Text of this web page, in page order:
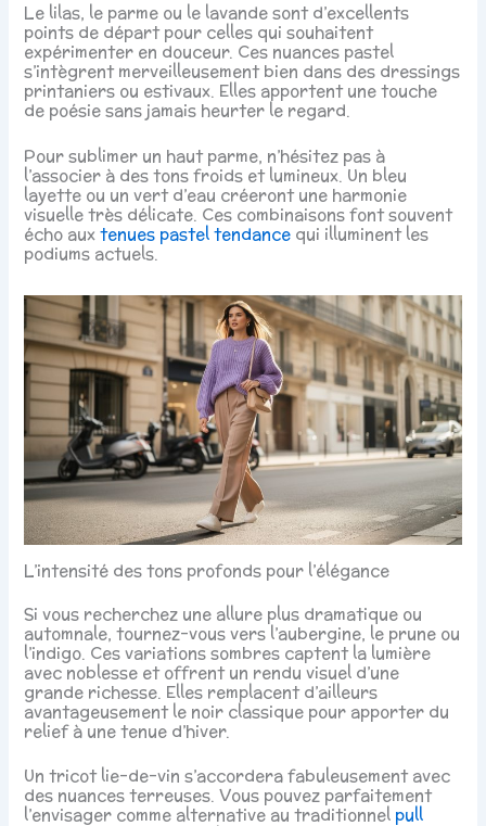
Le lilas, le parme ou le lavande sont d’excellents
points de départ pour celles qui souhaitent
expérimenter en douceur. Ces nuances pastel
s’intègrent merveilleusement bien dans des dressings
printaniers ou estivaux. Elles apportent une touche
de poésie sans jamais heurter le regard.
Pour sublimer un haut parme, n’hésitez pas à
l’associer à des tons froids et lumineux. Un bleu
layette ou un vert d’eau créeront une harmonie
visuelle très délicate. Ces combinaisons font souvent
écho auxtenues pastel tendance qui illuminent les
podiums actuels.
L’intensité des tons profonds pour l’élégance
Si vous recherchez une allure plus dramatique ou
automnale, tournez-vous vers l’aubergine, le prune ou
l’indigo. Ces variations sombres captent la lumière
avec noblesse et offrent un rendu visuel d’une
grande richesse. Elles remplacent d’ailleurs
avantageusement le noir classique pour apporter du
relief à une tenue d’hiver.
Un tricot lie-de-vin s’accordera fabuleusement avec
des nuances terreuses. Vous pouvez parfaitement
l’envisager comme alternative au traditionnel pull